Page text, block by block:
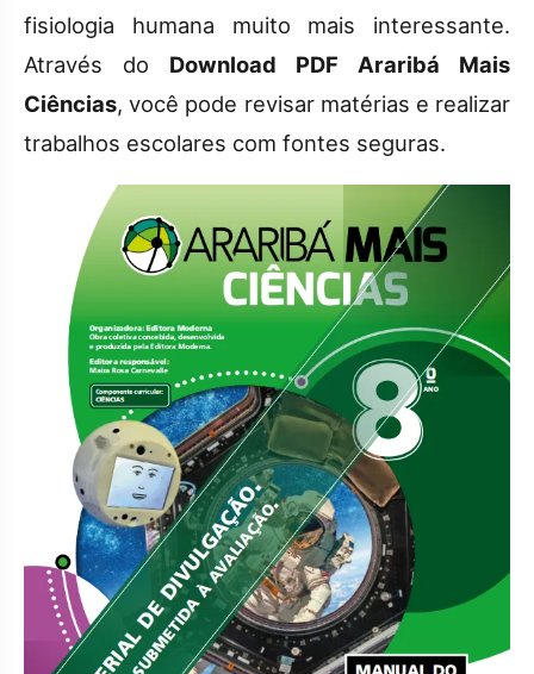
fisiologia humana muito mais interessante.
Através do Download PDF Araribá Mais
Ciências, você pode revisar matérias e realizar
trabalhos escolares com fontes seguras.